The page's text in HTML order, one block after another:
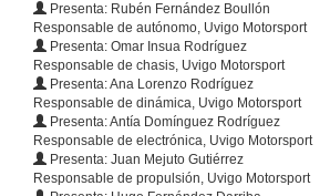
Presenta: Rubén Fernández Boullón
Responsable de autónomo, Uvigo Motorsport
Presenta: Omar Insua Rodríguez
Responsable de chasis, Uvigo Motorsport
Presenta: Ana Lorenzo Rodríguez
Responsable de dinámica, Uvigo Motorsport
Presenta: Antía Domínguez Rodríguez
Responsable de electrónica, Uvigo Motorsport
Presenta: Juan Mejuto Gutiérrez
Responsable de propulsión, Uvigo Motorsport